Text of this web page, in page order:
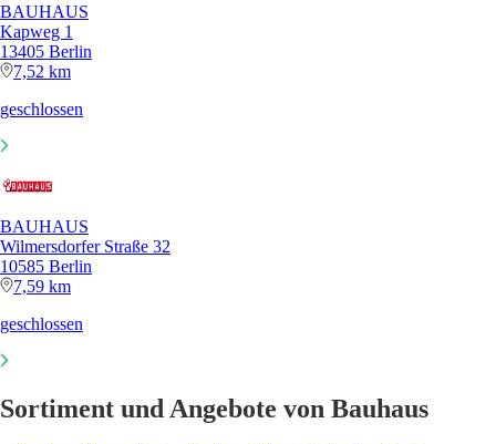
BAUHAUS
Kapweg 1
13405 Berlin
7,52 km
geschlossen
BAUHAUS
Wilmersdorfer Straße 32
10585 Berlin
7,59 km
geschlossen
Sortiment und Angebote von Bauhaus